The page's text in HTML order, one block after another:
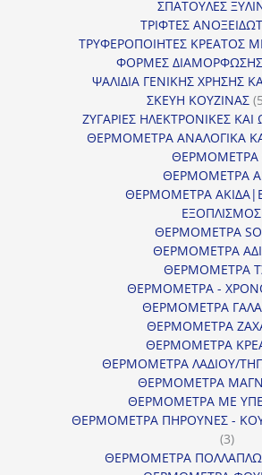
ΣΠΑΤΟΥΛΕΣ
ΤΡΙΦΤΕΣ
ΤΡΥΦΕΡΟΠΟΙΗΤΕΣ ΚΡΕΑΤΟΣ
ΦΟΡΜΕΣ
ΨΑΛΙΔΙΑ ΓΕΝΙΚΗΣ ΧΡΗΣΗΣ
ΣΚΕΥΗ ΚΟΥΖΙΝΑΣ
ΖΥΓΑΡΙΕΣ ΗΛΕΚΤΡΟΝΙΚΕΣ ΚΑΙ
ΘΕΡΜΟΜΕΤΡΑ ΑΝΑΛΟΓΙΚΑ
ΘΕΡΜΟΜΕΤΡΑ
ΘΕΡΜΟΜΕΤΡΑ
ΘΕΡΜΟΜΕΤΡΑ
ΕΞΟΠΛΙΣΜΟΣ
ΘΕΡΜΟΜΕΤΡΑ
ΘΕΡΜΟΜΕΤΡΑ
ΘΕΡΜΟΜΕΤΡΑ
ΘΕΡΜΟΜΕΤΡΑ -
ΘΕΡΜΟΜΕΤΡΑ
ΘΕΡΜΟΜΕΤΡΑ
ΘΕΡΜΟΜΕΤΡΑ
ΘΕΡΜΟΜΕΤΡΑ ΛΑΔΙΟΥ/
ΘΕΡΜΟΜΕΤΡΑ
ΘΕΡΜΟΜΕΤΡΑ ΜΕ
ΘΕΡΜΟΜΕΤΡΑ ΠΗΡΟΥΝΕΣ -
33
ΘΕΡΜΟΜΕΤΡΑ